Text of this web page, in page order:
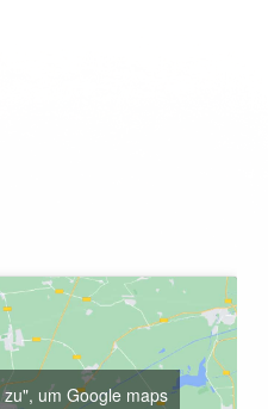
um Google maps